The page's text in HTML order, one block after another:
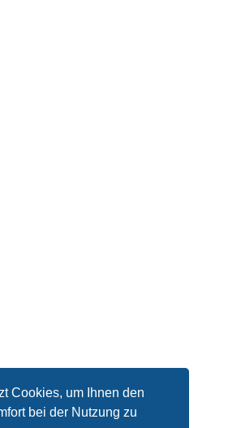
Cookies, um Ihnen den
bei der Nutzung zu